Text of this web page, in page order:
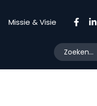
Missie & Visie